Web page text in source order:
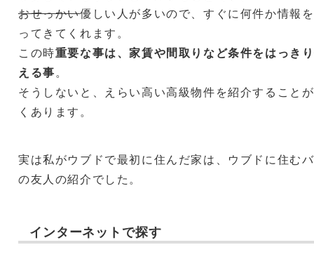
おせっかい優しい人が多いので、すぐに何件か情報
ってきてくれます。
この時重要な事は、家賃や間取りなど条件をはっき
える事。
そうしないと、えらい高い高級物件を紹介すること
くあります。
実は私がウブドで最初に住んだ家は、ウブドに住む
の友人の紹介でした。
インターネットで探す